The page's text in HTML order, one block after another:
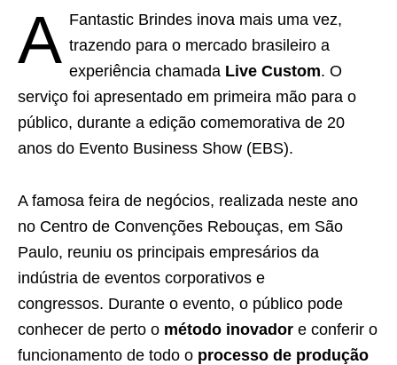
A Fantastic Brindes inova mais uma vez,
trazendo para o mercado brasileiro a
experiência chamada Live Custom. O
serviço foi apresentado em primeira mão para o
público, durante a edição comemorativa de 20
anos do Evento Business Show (EBS).
A famosa feira de negócios, realizada neste ano
no Centro de Convenções Rebouças, em São
Paulo, reuniu os principais empresários da
indústria de eventos corporativos e
congressos. Durante o evento, o público pode
conhecer de perto o método inovador e conferir o
funcionamento de todo o processo de produção